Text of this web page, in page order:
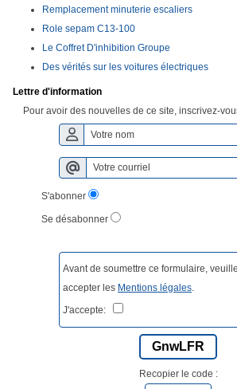
Remplacement minuterie escaliers
Role sepam C13-100
Le Coffret D'inhibition Groupe
Des vérités sur les voitures électriques
Lettre d'information
Pour avoir des nouvelles de ce site, inscrivez-
S'abonner
Se désabonner
Avant de soumettre ce formulaire,
accepter les Mentions légales.
J'accepte:
GnwLFR
Recopier le code :